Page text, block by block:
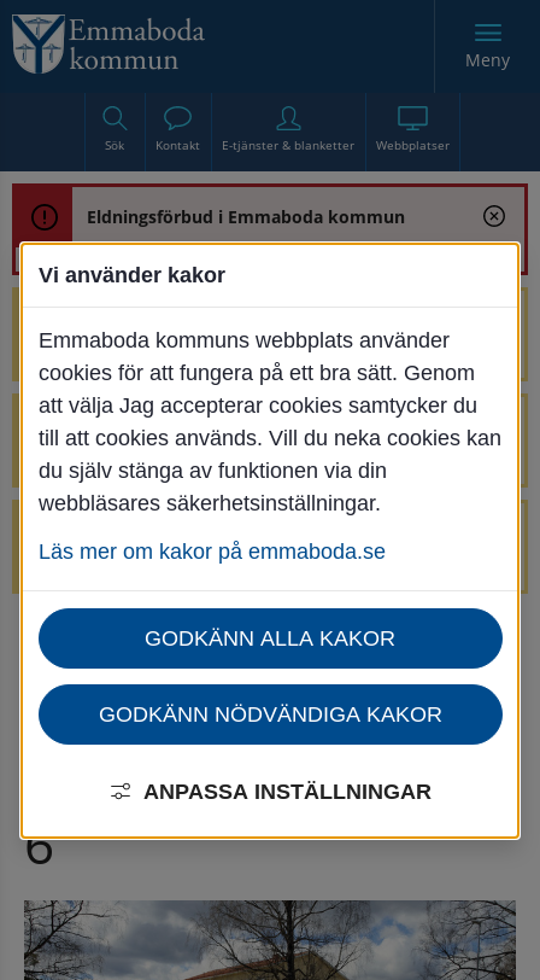
Sök Kontakt E-tjänster & blanketter Webbplatser
Meny
Eldningsförbud i Emmaboda kommun
renoveringen av Bjurbäcksbron
Tillfälliga avstängningar på Centrumtorget
v. 25-34
avstängda.
Startsida
Utbildning & barnomsorg
Grundskola och fritidshem
Grundskolor och fritidshem
Johansfors skola F-6
Johansfors skola F-
6
Vi använder kakor
Emmaboda kommuns webbplats använder
cookies för att fungera på ett bra sätt. Genom
att välja Jag accepterar cookies samtycker du
till att cookies används. Vill du neka cookies kan
du själv stänga av funktionen via din
webbläsares säkerhetsinställningar.
Läs mer om kakor på emmaboda.se
GODKÄNN ALLA KAKOR
GODKÄNN NÖDVÄNDIGA KAKOR
ANPASSA INSTÄLLNINGAR